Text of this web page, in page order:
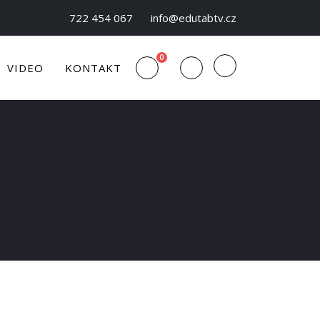
722 454 067 info@edutabtv.cz
0
VIDEO KONTAKT